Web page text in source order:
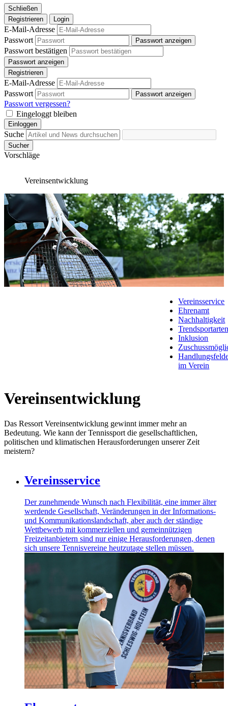
Schließen
Registrieren
Login
E-Mail-Adresse
Passwort
Passwort anzeigen
Passwort bestätigen
Passwort anzeigen
Registrieren
E-Mail-Adresse
Passwort
Passwort anzeigen
Passwort vergessen?
Eingeloggt bleiben
Einloggen
Suche
Sucher
Vorschläge
Vereinsentwicklung
Vereinsservice
Ehrenamt
Nachhaltigkeit
Inklusion
im Verein
Vereinsentwicklung
Das Ressort Vereinsentwicklung gewinnt immer mehr an
Bedeutung. Wie kann der Tennissport die gesellschaftlichen,
politischen und klimatischen Herausforderungen unserer Zeit
meistern?
Vereinsservice
Der zunehmende Wunsch nach Flexibilität, eine immer älter
werdende Gesellschaft, Veränderungen in der Informations-
und Kommunikationslandschaft, aber auch der ständige
Wettbewerb mit kommerziellen und gemeinnützigen
Freizeitanbietern sind nur einige Herausforderungen, denen
sich unsere Tennisvereine heutzutage stellen müssen.